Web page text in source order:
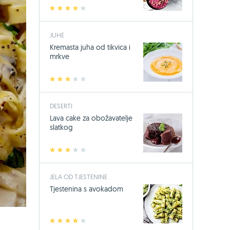
2 3 4
JUHE
2 3 4
Kremasta juha od tikvica i
mrkve
DESERTI
2 3 4
Lava cake za obožavatelje
slatkog
JELA OD TJESTENINE
2 3 4
Tjestenina s avokadom